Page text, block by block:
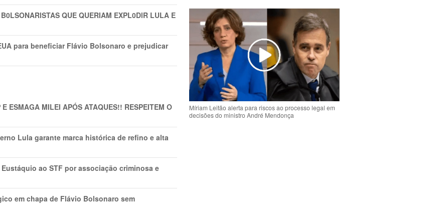
QUE QUERIAM EXPL0DlR LULA E
para beneficiar Flávio Bolsonaro e prejudicar
ESMAGA MILEI APÓS ATAQUES!! RESPEITEM O
Lula garante marca histórica de refino e alta
ao STF por associação criminosa e
em chapa de Flávio Bolsonaro sem
Míriam Leitão alerta para riscos ao processo legal em
decisões do ministro André Mendonça